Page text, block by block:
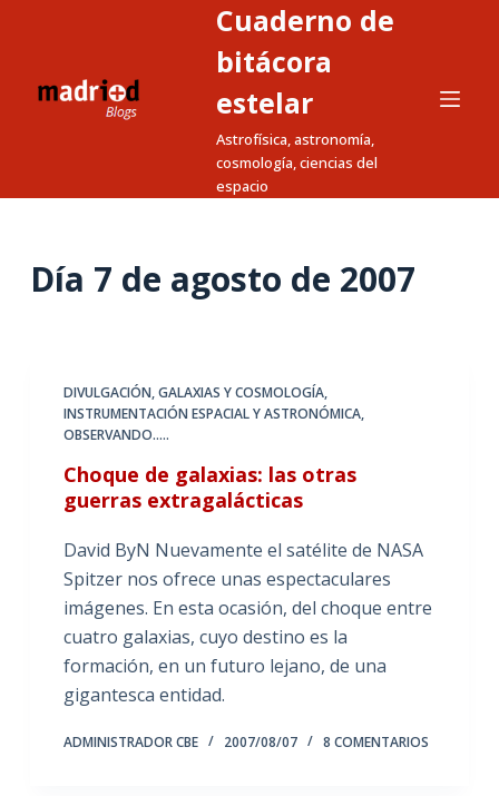
a
Cuaderno de
bitácora
estelar
Astrofísica, astronomía,
cosmología, ciencias del
espacio
Día 7 de agosto de 2007
DIVULGACIÓN,GALAXIAS Y COSMOLOGÍA,
INSTRUMENTACIÓN ESPACIAL Y ASTRONÓMICA,
OBSERVANDO.....
Choque de galaxias: las otras
guerras extragalácticas
David ByN Nuevamente el satélite de NASA
Spitzer nos ofrece unas espectaculares
imágenes. En esta ocasión, del choque entre
cuatro galaxias, cuyo destino es la
formación, en un futuro lejano, de una
gigantesca entidad.
ADMINISTRADOR CBE 2007/08/07 8 COMENTARIOS